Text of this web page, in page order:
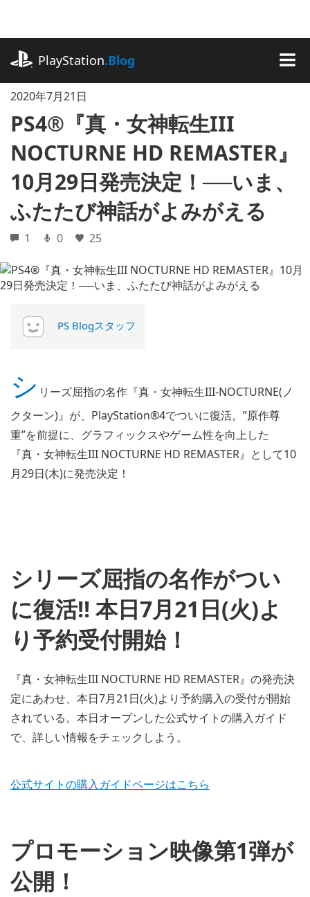
に
ッ
PlayStation.Blog
2020年7月21日
PS4®『真・女神転生III
NOCTURNE HD REMASTER』
10月29日発売決定！──いま、
ふたたび神話がよみがえる
1 0 25
PS Blogスタッフ
シ リーズ屈指の名作『真・女神転生III-NOCTURNE(ノ
クターン)』が、PlayStation®4でついに復活。”原作尊
重”を前提に、グラフィックスやゲーム性を向上した
『真・女神転生III NOCTURNE HD REMASTER』として10
月29日(木)に発売決定！
シリーズ屈指の名作がつい
に復活!! 本日7月21日(火)よ
り予約受付開始！
『真・女神転生III NOCTURNE HD REMASTER』の発売決
定にあわせ、本日7月21日(火)より予約購入の受付が開始
されている。本日オープンした公式サイトの購入ガイド
で、詳しい情報をチェックしよう。
公式サイトの購入ガイドページはこちら
プロモーション映像第1弾が
公開！